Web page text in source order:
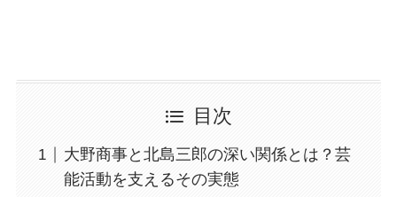
目次
大野商事と北島三郎の深い関係とは？芸
能活動を支えるその実態